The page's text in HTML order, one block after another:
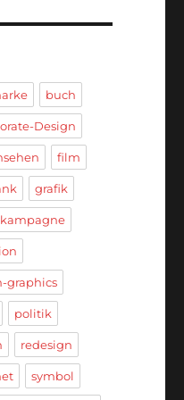
buch
Design
film
grafik
kampagne
graphics
politik
redesign
symbol